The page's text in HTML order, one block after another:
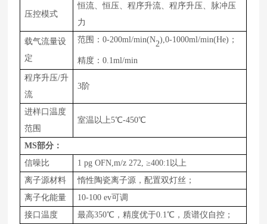
压控模式
恒流、恒压、程序升流、程序升压、脉冲压
力
载气流量设
定
范围：0-200ml/min(N2),0-1000ml/min(He) ；
精度：0.1ml/min
程序升压/升
流
3阶
进样口温度
范围
室温以上5℃-450℃
MS部分：
信噪比
1 pg OFN,m/z 272,≥400:1以上
离子源材料
惰性陶瓷离子源，配置双灯丝；
离子化能量
10-100ev可调
接口温度
最高350℃，精度优于0 .1℃，质谱仪自控；